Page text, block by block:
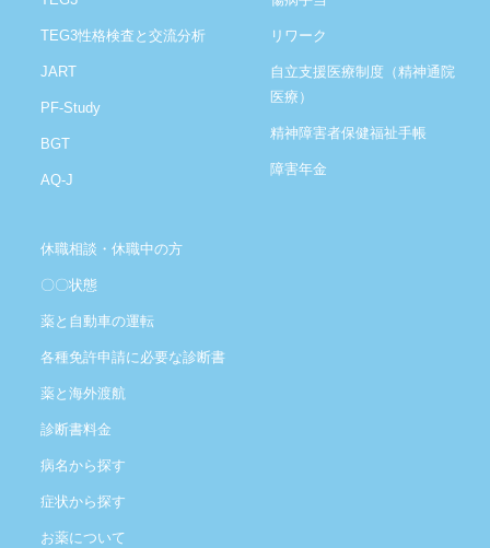
TEG3性格検査と交流分析
JART
PF-Study
BGT
AQ-J
リワーク
自立支援医療制度（精神通院
医療）
精神障害者保健福祉手帳
障害年金
休職相談・休職中の方
〇〇状態
薬と自動車の運転
各種免許申請に必要な診断書
薬と海外渡航
診断書料金
病名から探す
症状から探す
お薬について